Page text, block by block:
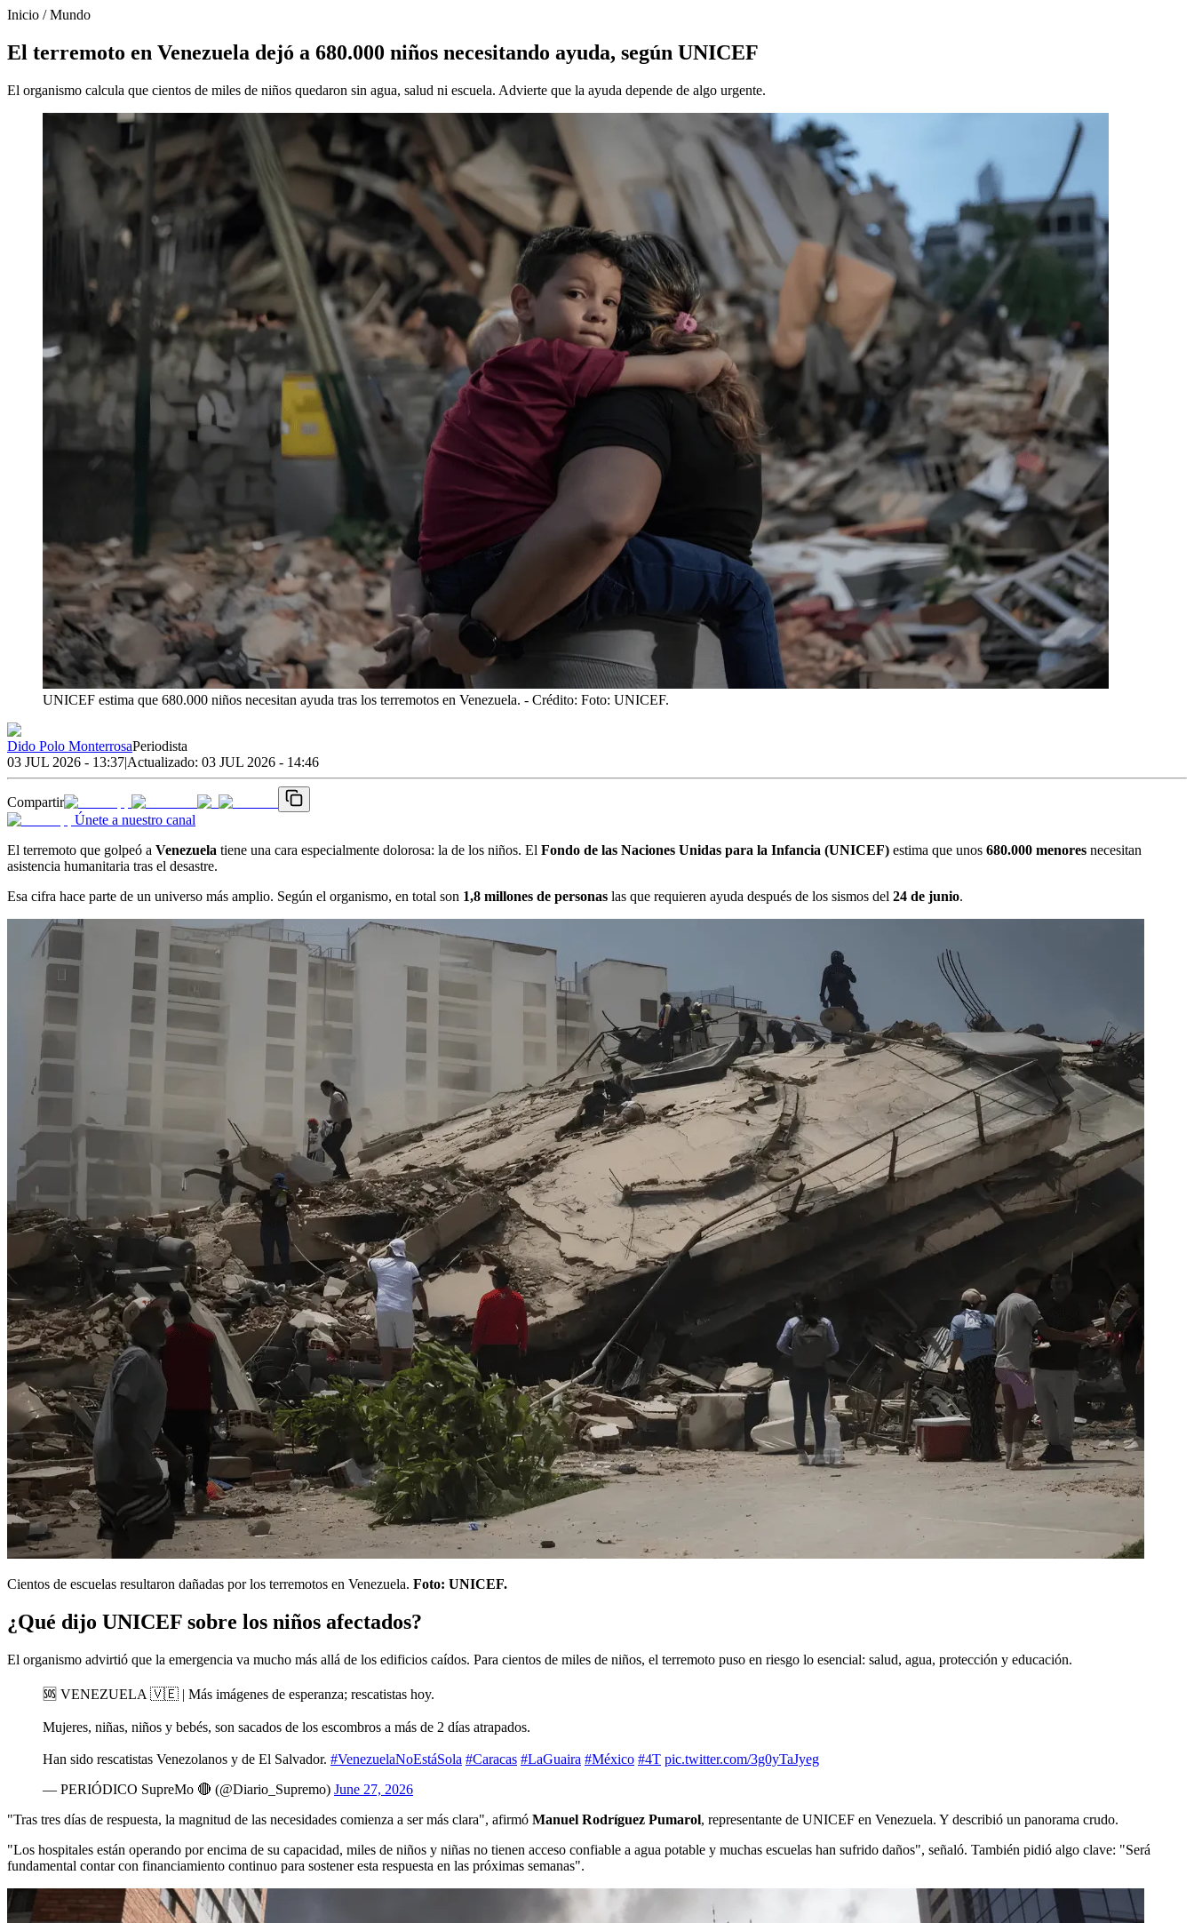
Inicio /Mundo
El terremoto en Venezuela dejó a 680.000 niños necesitando ayuda, según UNICEF
El organismo calcula que cientos de miles de niños quedaron sin agua, salud ni escuela. Advierte que la ayuda depende de algo urgente.
UNICEF estima que 680.000 niños necesitan ayuda tras los terremotos en Venezuela. - Crédito: Foto: UNICEF.
Dido Polo MonterrosaPeriodista
03 JUL 2026 - 13:37|Actualizado: 03 JUL 2026 - 14:46
Compartir
Únete a nuestro canal
El terremoto que golpeó a Venezuela tiene una cara especialmente dolorosa: la de los niños. El Fondo de las Naciones Unidas para la Infancia (UNICEF) estima que unos 680.000 menores necesitan
asistencia humanitaria tras el desastre.
Esa cifra hace parte de un universo más amplio. Según el organismo, en total son 1,8 millones de personas las que requieren ayuda después de los sismos del 24 de junio.
Cientos de escuelas resultaron dañadas por los terremotos en Venezuela. Foto: UNICEF.
¿Qué dijo UNICEF sobre los niños afectados?
El organismo advirtió que la emergencia va mucho más allá de los edificios caídos. Para cientos de miles de niños, el terremoto puso en riesgo lo esencial: salud, agua, protección y educación.
🆘 VENEZUELA 🇻🇪 | Más imágenes de esperanza; rescatistas hoy.
Mujeres, niñas, niños y bebés, son sacados de los escombros a más de 2 días atrapados.
Han sido rescatistas Venezolanos y de El Salvador. #VenezuelaNoEstáSola #Caracas #LaGuaira #México #4T pic.twitter.com/3g0yTaJyeg
— PERIÓDICO SupreMo 🔴 (@Diario_Supremo) June 27, 2026
"Tras tres días de respuesta, la magnitud de las necesidades comienza a ser más clara", afirmó Manuel Rodríguez Pumarol, representante de UNICEF en Venezuela. Y describió un panorama crudo.
"Los hospitales están operando por encima de su capacidad, miles de niños y niñas no tienen acceso confiable a agua potable y muchas escuelas han sufrido daños", señaló. También pidió algo clave: "Será
fundamental contar con financiamiento continuo para sostener esta respuesta en las próximas semanas".